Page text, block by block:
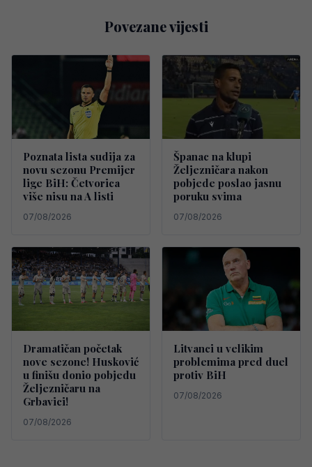
Povezane vijesti
Poznata lista sudija za
novu sezonu Premijer
lige BiH: Četvorica
više nisu na A listi
07/08/2026
Španac na klupi
Željezničara nakon
pobjede poslao jasnu
poruku svima
07/08/2026
Dramatičan početak
nove sezone! Husković
u finišu donio pobjedu
Željezničaru na
Grbavici!
07/08/2026
Litvanci u velikim
problemima pred duel
protiv BiH
07/08/2026